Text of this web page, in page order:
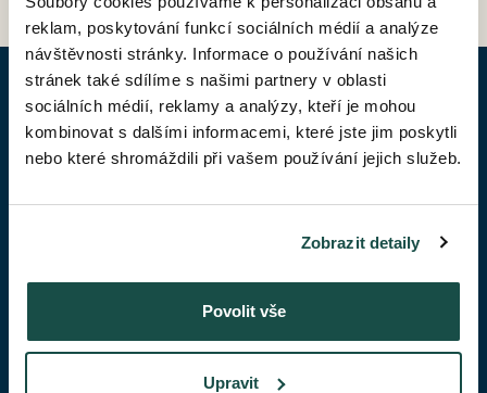
reklam, poskytování funkcí sociálních médií a analýze
návštěvnosti stránky. Informace o používání našich
stránek také sdílíme s našimi partnery v oblasti
sociálních médií, reklamy a analýzy, kteří je mohou
kombinovat s dalšími informacemi, které jste jim poskytli
nebo které shromáždili při vašem používání jejich služeb.
Zobrazit detaily
Povolit vše
Upravit
POPTAT BYT